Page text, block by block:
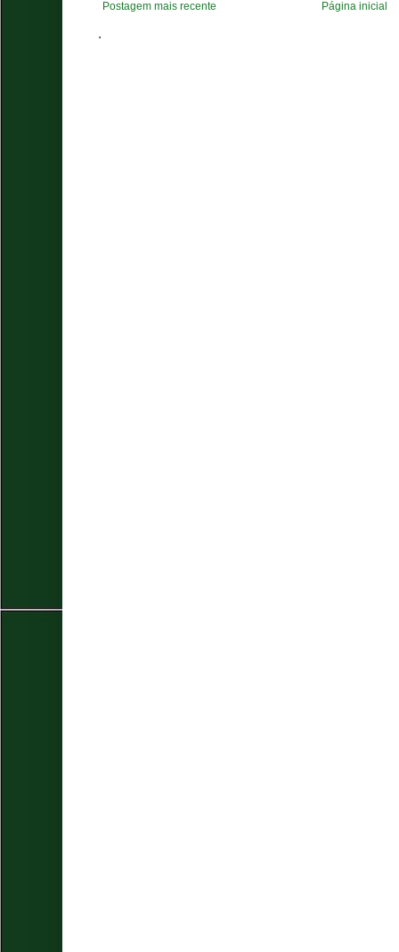
Postagem mais recente Página inicial
.